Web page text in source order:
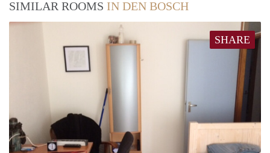
SIMILAR ROOMS IN DEN BOSCH
SHARE